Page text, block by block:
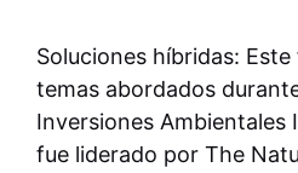
Soluciones híbridas:
temas abordados
Inversiones Ambientales
fue liderado por The